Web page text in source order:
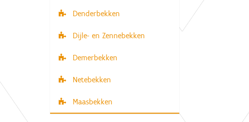
Denderbekken
Dijle- en Zennebekken
Demerbekken
Netebekken
Maasbekken